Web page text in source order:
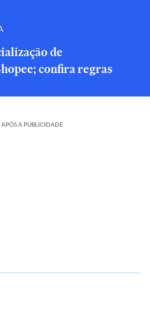
de
confira regras
A PUBLICIDADE